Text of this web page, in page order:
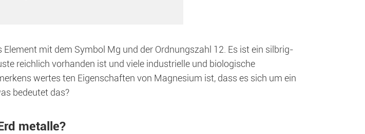
mit dem Symbol Mg und der Ordnungszahl 12. Es ist ein silbrig-
reichlich vorhanden ist und viele industrielle und biologische
wertes ten Eigenschaften von Magnesium ist, dass es sich um ein
bedeutet das?
metalle?